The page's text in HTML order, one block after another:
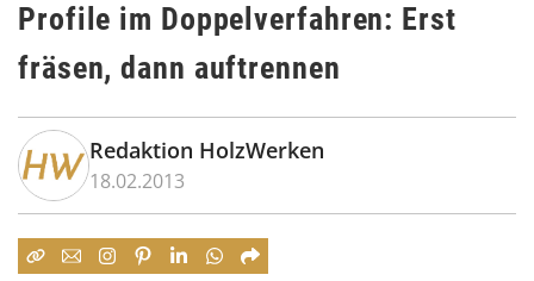
Profile im Doppelverfahren: Erst
fräsen, dann auftrennen
Redaktion HolzWerken
18.02.2013